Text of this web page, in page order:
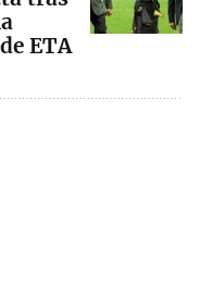
ETA